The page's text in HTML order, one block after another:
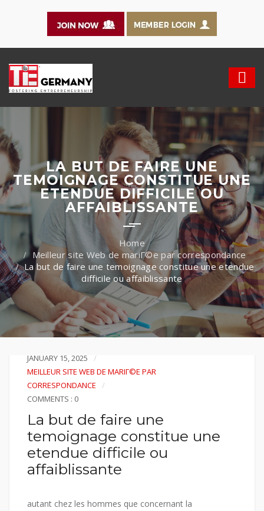
LA BUT DE FAIRE UNE
TEMOIGNAGE CONSTITUE UNE
ETENDUE DIFFICILE OU
AFFAIBLISSANTE
Meilleur site Web de mariГ©e par correspondance
La but de faire une temoignage constitue une etendue
difficile ou affaiblissante
JANUARY 15, 2025
MEILLEUR SITE WEB DE MARIГ©E PAR
CORRESPONDANCE
COMMENTS : 0
La but de faire une
temoignage constitue une
etendue difficile ou
affaiblissante
autant chez les hommes que concernant la